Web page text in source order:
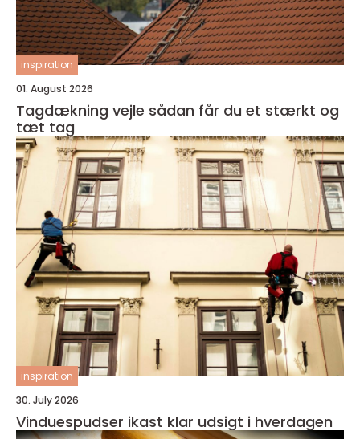
inspiration
01. August 2026
Tagdækning vejle sådan får du et stærkt og
tæt tag
inspiration
30. July 2026
Vinduespudser ikast klar udsigt i hverdagen